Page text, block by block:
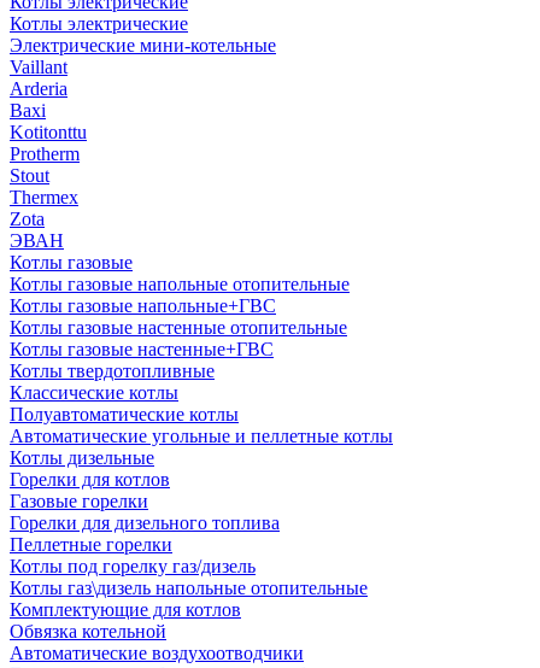
Котлы электрические
Электрические мини-котельные
Vaillant
Arderia
Baxi
Kotitonttu
Protherm
Stout
Thermex
Zota
ЭВАН
Котлы газовые
Котлы газовые напольные отопительные
Котлы газовые напольные+ГВС
Котлы газовые настенные отопительные
Котлы газовые настенные+ГВС
Котлы твердотопливные
Классические котлы
Полуавтоматические котлы
Автоматические угольные и пеллетные котлы
Котлы дизельные
Горелки для котлов
Газовые горелки
Горелки для дизельного топлива
Пеллетные горелки
Котлы под горелку газ/дизель
Котлы газ\дизель напольные отопительные
Комплектующие для котлов
Обвязка котельной
Автоматические воздухоотводчики